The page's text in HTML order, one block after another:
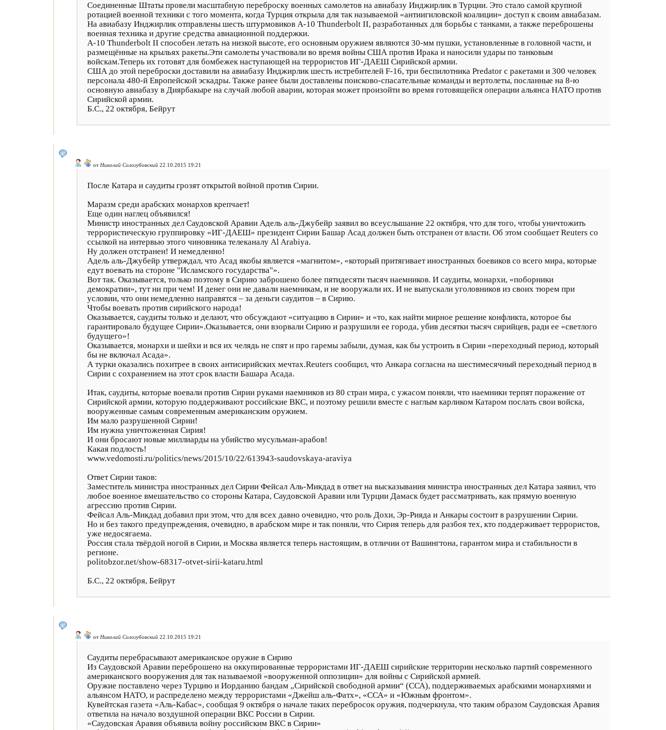
Соединенные Штаты провели масштабную переброску военных самолетов на авиабазу Инджирлик в Турции. Это стало самой крупной
ротацией военной техники с того момента, когда Турция открыла для так называемой «антиигиловской коалиции» доступ к своим авиабазам.
На авиабазу Инджирлик отправлены шесть штурмовиков A-10 Thunderbolt II, разработанных для борьбы с танками, а также переброшены
военная техника и другие средства авиационной поддержки.
А-10 Thunderbolt II способен летать на низкой высоте, его основным оружием являются 30-мм пушки, установленные в головной части, и
размещённые на крыльях ракеты.Эти самолеты участвовали во время войны США против Ирака и наносили удары по танковым
войскам.Теперь их готовят для бомбежек наступающей на террористов ИГ-ДАЕШ Сирийской армии.
США до этой переброски доставили на авиабазу Инджирлик шесть истребителей F-16, три беспилотника Predator с ракетами и 300 человек
персонала 480-й Европейской эскадры. Также ранее были доставлены поисково-спасательные команды и вертолеты, посланные на 8-ю
основную авиабазу в Диярбакыре на случай любой аварии, которая может произойти во время готовящейся операции альянса НАТО против
Сирийской армии.
Б.С., 22 октября, Бейрут
от Николай Сологубовский 22.10.2015 19:21
После Катара и саудиты грозят открытой войной против Сирии.
Маразм среди арабских монархов крепчает!
Еще один наглец объявился!
Министр иностранных дел Саудовской Аравии Адель аль-Джубейр заявил во всеуслышание 22 октября, что для того, чтобы уничтожить
террористическую группировку «ИГ-ДАЕШ» президент Сирии Башар Асад должен быть отстранен от власти. Об этом сообщает Reuters со
ссылкой на интервью этого чиновника телеканалу Al Arabiya.
Ну должен отстранен! И немедленно!
Адель аль-Джубейр утверждал, что Асад якобы является «магнитом», «который притягивает иностранных боевиков со всего мира, которые
едут воевать на стороне "Исламского государства"».
Вот так. Оказывается, только поэтому в Сирию заброшено более пятидесяти тысяч наемников. И саудиты, монархи, «поборники
демократии», тут ни при чем! И денег они не давали наемникам, и не вооружали их. И не выпускали уголовников из своих тюрем при
условии, что они немедленно направятся – за деньги саудитов – в Сирию.
Чтобы воевать против сирийского народа!
Оказывается, саудиты только и делают, что обсуждают «ситуацию в Сирии» и «то, как найти мирное решение конфликта, которое бы
гарантировало будущее Сирии».Оказывается, они взорвали Сирию и разрушили ее города, убив десятки тысяч сирийцев, ради ее «светлого
будущего»!
Оказывается, монархи и шейхи и вся их челядь не спят и про гаремы забыли, думая, как бы устроить в Сирии «переходный период, который
бы не включал Асада».
А турки оказались похитрее в своих антисирийских мечтах.Reuters сообщил, что Анкара согласна на шестимесячный переходный период в
Сирии с сохранением на этот срок власти Башара Асада.
Итак, саудиты, которые воевали против Сирии руками наемников из 80 стран мира, с ужасом поняли, что наемники терпят поражение от
Сирийской армии, которую поддерживают российские ВКС, и поэтому решили вместе с наглым карликом Катаром послать свои войска,
вооруженные самым современным американским оружием.
Им мало разрушенной Сирии!
Им нужна уничтоженная Сирия!
И они бросают новые миллиарды на убийство мусульман-арабов!
Какая подлость!
www.vedomosti.ru/politics/news/2015/10/22/613943-saudovskaya-araviya
Ответ Сирии таков:
Заместитель министра иностранных дел Сирии Фейсал Аль-Микдад в ответ на высказывания министра иностранных дел Катара заявил, что
любое военное вмешательство со стороны Катара, Саудовской Аравии или Турции Дамаск будет рассматривать, как прямую военную
агрессию против Сирии.
Фейсал Аль-Микдад добавил при этом, что для всех давно очевидно, что роль Дохи, Эр-Рияда и Анкары состоит в разрушении Сирии.
Но и без такого предупреждения, очевидно, в арабском мире и так поняли, что Сирия теперь для разбоя тех, кто поддерживает террористов,
уже недосягаема.
Россия стала твёрдой ногой в Сирии, и Москва является теперь настоящим, в отличии от Вашингтона, гарантом мира и стабильности в
регионе.
politobzor.net/show-68317-otvet-sirii-kataru.html
Б.С., 22 октября, Бейрут
от Николай Сологубовский 22.10.2015 19:21
Саудиты перебрасывают американское оружие в Сирию
Из Саудовской Аравии переброшено на оккупированные террористами ИГ-ДАЕШ сирийские территории несколько партий современного
американского вооружения для так называемой «вооруженной оппозиции» для войны с Сирийской армией.
Оружие поставлено через Турцию и Иорданию бандам „Сирийской свободной армии“ (ССА), поддерживаемых арабскими монархиями и
альянсом НАТО, и распределено между террористами «Джейш аль-Фатх», «ССА» и «Южным фронтом».
Кувейтская газета «Аль-Кабас», сообщая 9 октября о начале таких перебросок оружия, подчеркнула, что таким образом Саудовская Аравия
ответила на начало воздушной операции ВКС России в Сирии.
«Саудовская Аравия объявила войну российским ВКС в Сирии»